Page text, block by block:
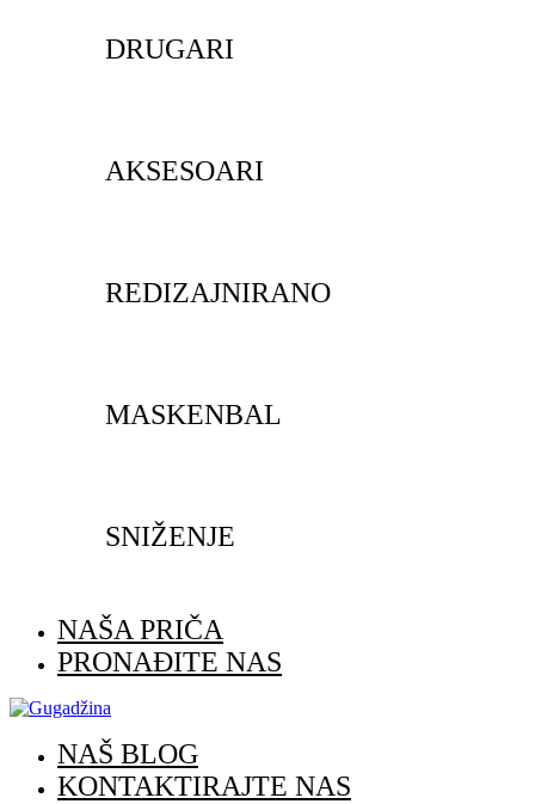
DRUGARI
AKSESOARI
REDIZAJNIRANO
MASKENBAL
SNIŽENJE
NAŠA PRIČA
PRONAĐITE NAS
NAŠ BLOG
KONTAKTIRAJTE NAS